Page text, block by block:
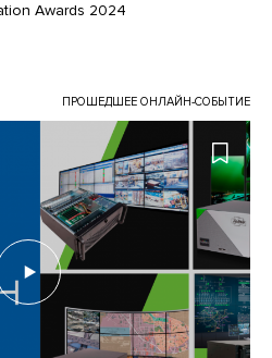
Awards 2024
ПРОШЕДШЕЕ ОНЛАЙН-СОБЫТИЕ